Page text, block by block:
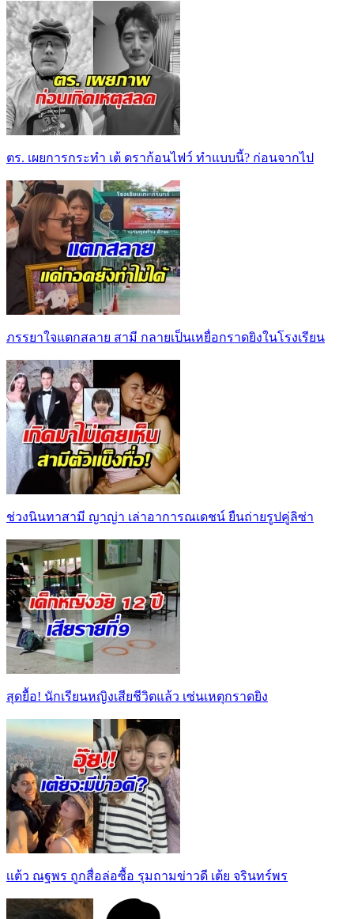
ตร. เผยการกระทำ เต้ ดราก้อนไฟว์ ทำแบบนี้? ก่อนจากไป
ภรรยาใจแตกสลาย สามี กลายเป็นเหยื่อกราดยิงในโรงเรียน
ช่วงนินทาสามี ญาญ่า เล่าอาการณเดชน์ ยืนถ่ายรูปคู่ลิซ่า
สุดยื้อ! นักเรียนหญิงเสียชีวิตแล้ว เซ่นเหตุกราดยิง
เเต้ว ณฐพร ถูกสื่อล่อซื้อ รุมถามข่าวดี เต้ย จรินทร์พร